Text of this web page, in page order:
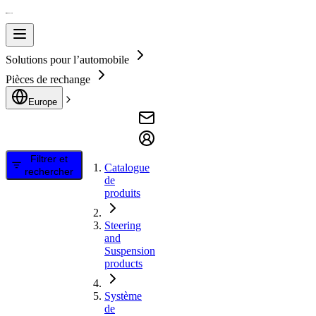
Solutions pour l’automobile
Pièces de rechange
Europe
Filtrer et
rechercher
Catalogue
de
produits
Steering
and
Suspension
products
Système
de